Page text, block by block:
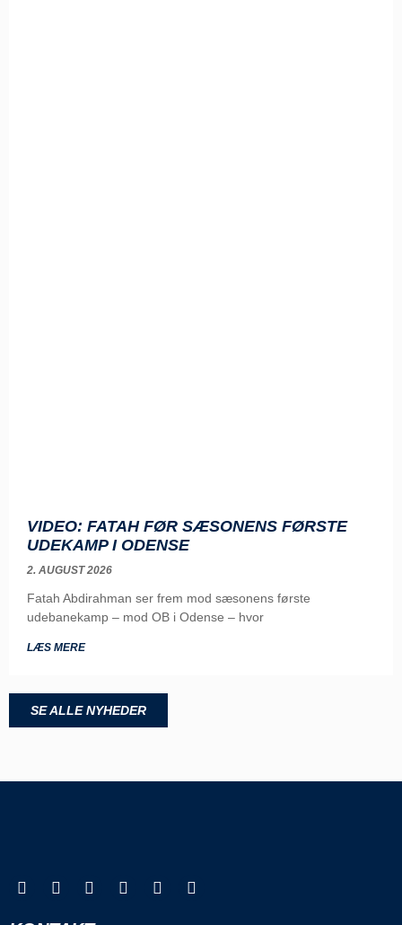
VIDEO: FATAH FØR SÆSONENS FØRSTE
UDEKAMP I ODENSE
2. AUGUST 2026
Fatah Abdirahman ser frem mod sæsonens første
udebanekamp – mod OB i Odense – hvor
LÆS MERE
SE ALLE NYHEDER